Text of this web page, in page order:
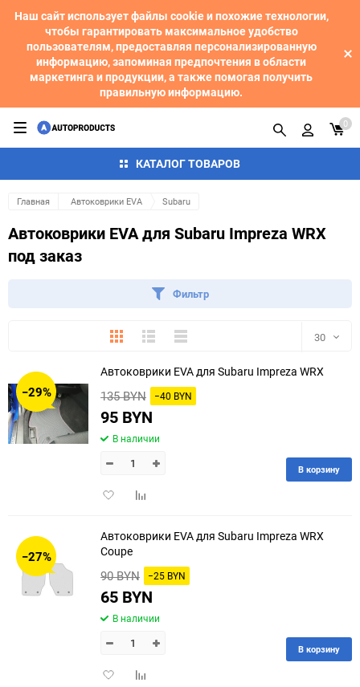
Наш сайт использует файлы cookie и похожие технологии,
чтобы гарантировать максимальное удобство
пользователям, предоставляя персонализированную
информацию, запоминая предпочтения в области
маркетинга и продукции, а также помогая получить
правильную информацию.
КАТАЛОГ ТОВАРОВ
0
Главная Автоковрики EVA Subaru
Автоковрики EVA для Subaru Impreza WRX
под заказ
Фильтр
ПлиткаПодробноКомпактно 30
30
150
−29%
Автоковрики EVA для Subaru Impreza WRX
135 BYN −40 BYN
95 BYN
В наличии
ДобавитьДобавить
В корзину
−27%
Автоковрики EVA для Subaru Impreza WRX
Coupe
90 BYN −25 BYN
65 BYN
В наличии
ДобавитьДобавить
В корзину